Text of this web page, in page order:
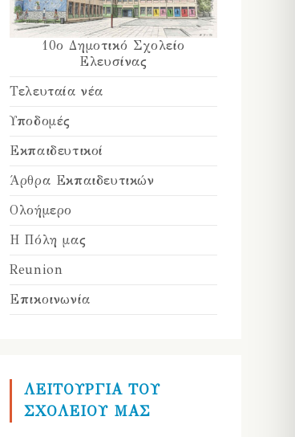
10ο Δημοτικό Σχολείο
Ελευσίνας
Τελευταία νέα
Υποδομές
Εκπαιδευτικοί
Άρθρα Εκπαιδευτικών
Ολοήμερο
Η Πόλη μας
Reunion
Επικοινωνία
ΛΕΙΤΟΥΡΓΙΑ ΤΟΥ
ΣΧΟΛΕΙΟΥ ΜΑΣ